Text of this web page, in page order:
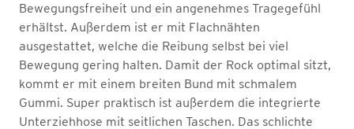
Bewegungsfreiheit und ein angenehmes Tragegefühl
erhältst. Außerdem ist er mit Flachnähten
ausgestattet, welche die Reibung selbst bei viel
Bewegung gering halten. Damit der Rock optimal sitzt,
kommt er mit einem breiten Bund mit schmalem
Gummi. Super praktisch ist außerdem die integrierte
Unterziehhose mit seitlichen Taschen. Das schlichte